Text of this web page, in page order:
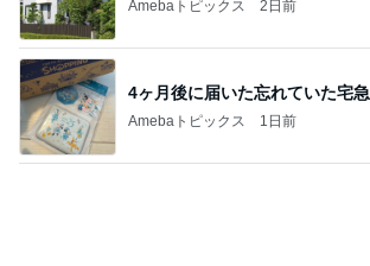
3千円のソフトに悩む息子の姿勢
Amebaトピックス 1日前